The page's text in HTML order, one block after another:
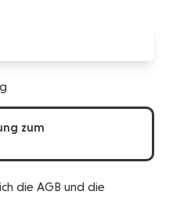
zum
die AGB und die